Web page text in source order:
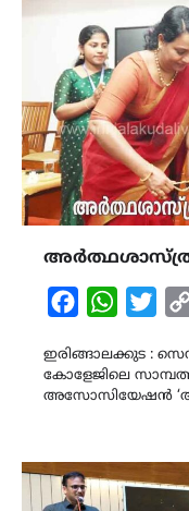
അർത്ഥശാസ്ത്ര
Facebook
ഇരിങ്ങാലക്കുട :
കോളേജിലെ
അസോസിയേഷൻ